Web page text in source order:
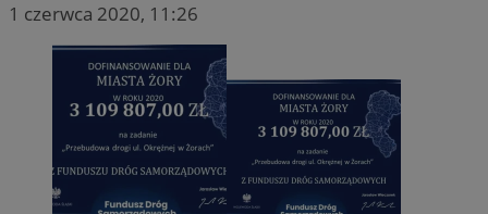
1 czerwca 2020, 11:26